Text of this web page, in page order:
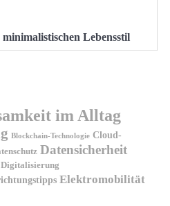
Lebensstil
im Alltag
Blockchain-Technologie Cloud-
Datensicherheit
Digitalisierung
Elektromobilität